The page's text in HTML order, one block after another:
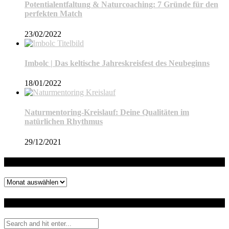
Potentialentfaltung & Naturcoaching: 7 Gründe für den
perfekten Match
23/02/2022
Imbolc | Das keltische Jahreskreisfest des Neubeginns
18/01/2022
Naturmentoring-Kreislauf: Deine Qualitäten im
natürlichen Rhythmus
29/12/2021
Archiv